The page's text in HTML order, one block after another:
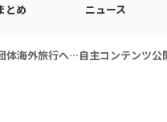
とめ ニュース
体重」？極限の減量法とは